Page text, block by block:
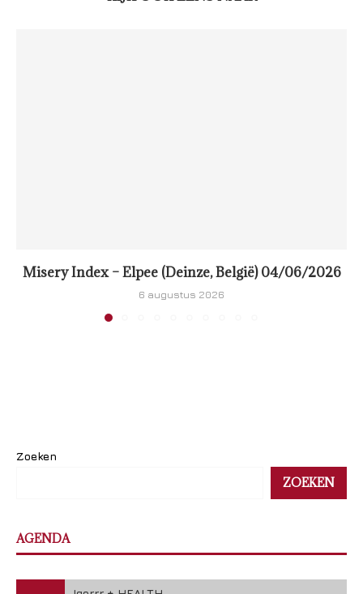
Misery Index – Elpee (Deinze, België) 04/06/2026
6 augustus 2026
Zoeken
ZOEKEN
AGENDA